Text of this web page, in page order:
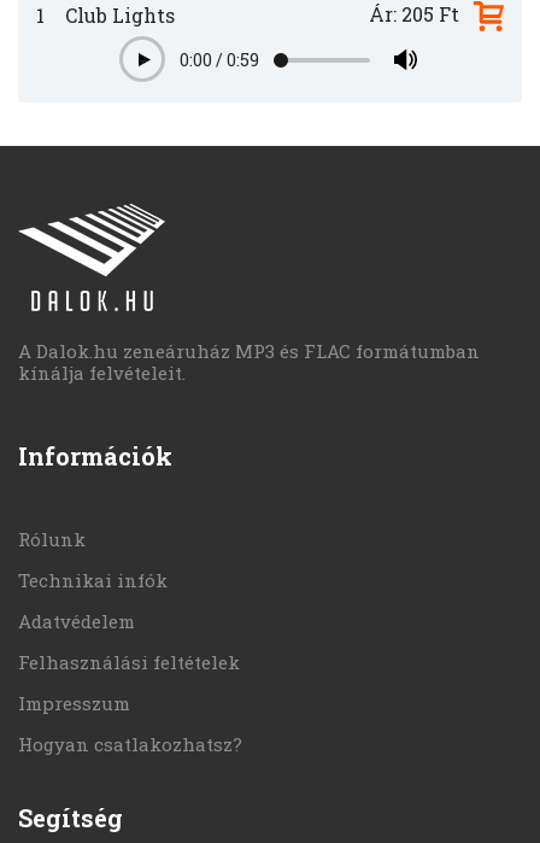
1 Club Lights
Play0:00 /0:59
Ár: 205 Ft
A Dalok.hu zeneáruház MP3 és FLAC formátumban
kínálja felvételeit.
Információk
Rólunk
Technikai infók
Adatvédelem
Felhasználási feltételek
Impresszum
Hogyan csatlakozhatsz?
Segítség